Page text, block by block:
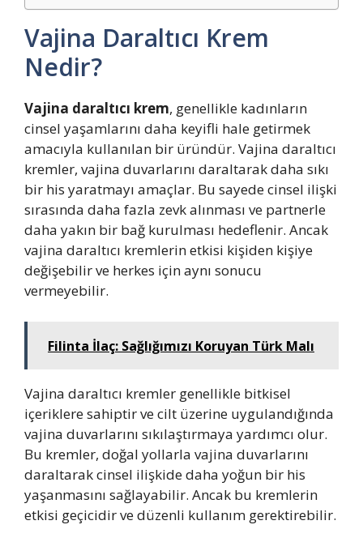
Vajina Daraltıcı Krem
Nedir?
Vajina daraltıcı krem, genellikle kadınların
cinsel yaşamlarını daha keyifli hale getirmek
amacıyla kullanılan bir üründür. Vajina daraltıcı
kremler, vajina duvarlarını daraltarak daha sıkı
bir his yaratmayı amaçlar. Bu sayede cinsel ilişki
sırasında daha fazla zevk alınması ve partnerle
daha yakın bir bağ kurulması hedeflenir. Ancak
vajina daraltıcı kremlerin etkisi kişiden kişiye
değişebilir ve herkes için aynı sonucu
vermeyebilir.
Filinta İlaç: Sağlığımızı Koruyan Türk Malı
Vajina daraltıcı kremler genellikle bitkisel
içeriklere sahiptir ve cilt üzerine uygulandığında
vajina duvarlarını sıkılaştırmaya yardımcı olur.
Bu kremler, doğal yollarla vajina duvarlarını
daraltarak cinsel ilişkide daha yoğun bir his
yaşanmasını sağlayabilir. Ancak bu kremlerin
etkisi geçicidir ve düzenli kullanım gerektirebilir.